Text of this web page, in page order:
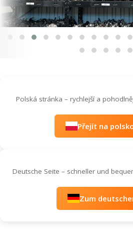
Polská stránka – rychlejší a
Přejít na
Deutsche Seite – schneller und
Zum